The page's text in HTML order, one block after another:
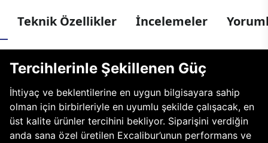
Teknik Özellikler İncelemeler
Tercihlerinle Şekillenen Güç
İhtiyaç ve beklentilerine en uygun bilgisayara sahip
olman için birbirleriyle en uyumlu şekilde çalışacak, en
üst kalite ürünler tercihini bekliyor. Siparişini verdiğin
anda sana özel üretilen Excalibur’unun performans ve